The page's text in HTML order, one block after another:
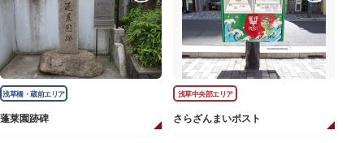
浅草橋・蔵前エリア
蓬莱園跡碑
浅草中央部エリア
さらざんまいポスト